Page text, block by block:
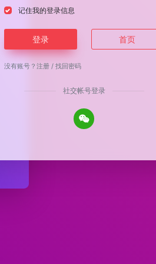
记住我的登录信息
登录 首页
没有账号？注册 /找回密码
社交帐号登录